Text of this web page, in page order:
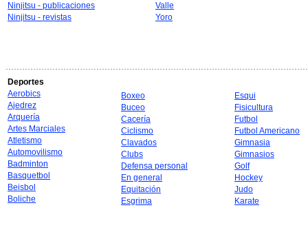
Ninjitsu - publicaciones
Ninjitsu - revistas
Valle
Yoro
Deportes
Aerobics
Ajedrez
Arquería
Artes Marciales
Atletismo
Automovilismo
Badminton
Basquetbol
Beisbol
Boliche
Boxeo
Buceo
Cacería
Ciclismo
Clavados
Clubs
Defensa personal
En general
Equitación
Esgrima
Esqui
Fisicultura
Futbol
Futbol Americano
Gimnasia
Gimnasios
Golf
Hockey
Judo
Karate